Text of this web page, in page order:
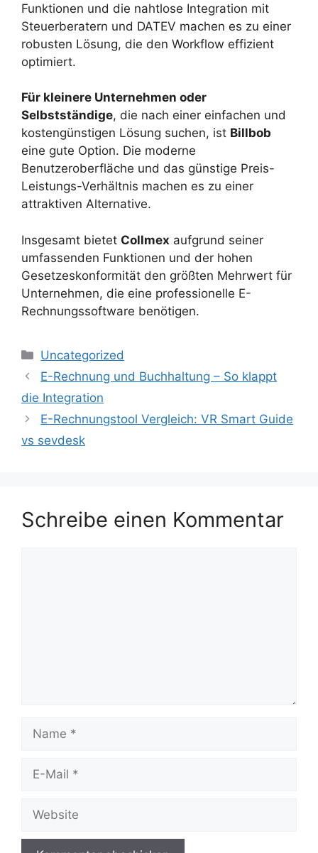
Funktionen und die nahtlose Integration mit
Steuerberatern und DATEV machen es zu einer
robusten Lösung, die den Workflow effizient
optimiert.
Für kleinere Unternehmen oder
Selbstständige, die nach einer einfachen und
kostengünstigen Lösung suchen, ist Billbob
eine gute Option. Die moderne
Benutzeroberfläche und das günstige Preis-
Leistungs-Verhältnis machen es zu einer
attraktiven Alternative.
Insgesamt bietet Collmex aufgrund seiner
umfassenden Funktionen und der hohen
Gesetzeskonformität den größten Mehrwert für
Unternehmen, die eine professionelle E-
Rechnungssoftware benötigen.
Kategorien
Uncategorized
E-Rechnung und Buchhaltung – So klappt
die Integration
E-Rechnungstool Vergleich: VR Smart Guide
vs sevdesk
Schreibe einen Kommentar
Mail